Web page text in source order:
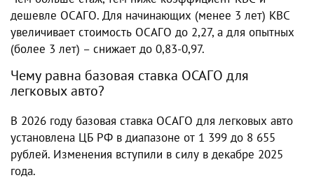
дешевле ОСАГО. Для начинающих (менее 3 лет) КВС
увеличивает стоимость ОСАГО до 2,27, а для опытных
(более 3 лет) – снижает до 0,83-0,97.
Чему равна базовая ставка ОСАГО для
легковых авто?
В 2026 году базовая ставка ОСАГО для легковых авто
установлена ЦБ РФ в диапазоне от 1 399 до 8 655
рублей. Изменения вступили в силу в декабре 2025
года.